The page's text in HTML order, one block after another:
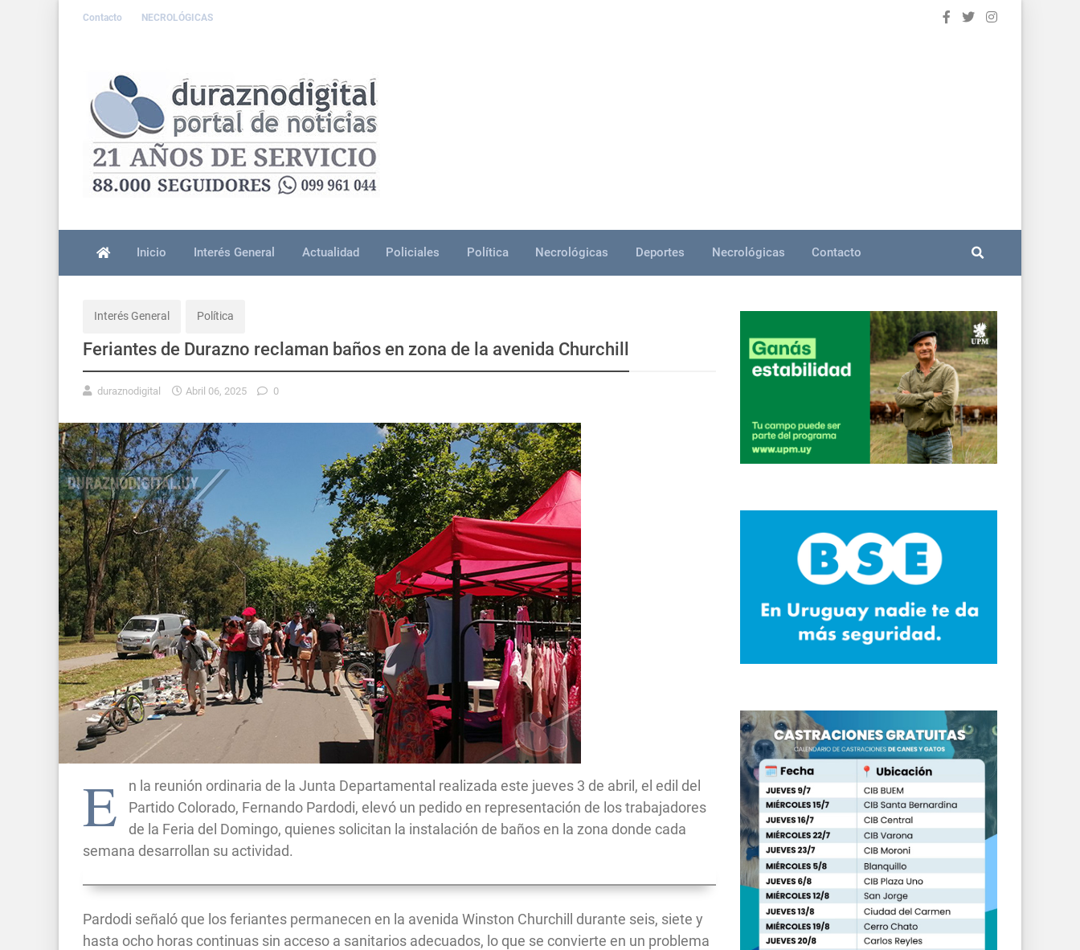
Contacto NECROLÓGICAS
Inicio Interés General Actualidad Policiales Política Necrológicas Deportes Necrológicas Contacto
Interés General Política
Feriantes de Durazno reclaman baños en zona de la avenida Churchill
duraznodigital Abril 06, 2025 0
E
n la reunión ordinaria de la Junta Departamental realizada este jueves 3 de abril, el edil del
Partido Colorado, Fernando Pardodi, elevó un pedido en representación de los trabajadores
de la Feria del Domingo, quienes solicitan la instalación de baños en la zona donde cada
semana desarrollan su actividad.
Pardodi señaló que los feriantes permanecen en la avenida Winston Churchill durante seis, siete y
hasta ocho horas continuas sin acceso a sanitarios adecuados, lo que se convierte en un problema